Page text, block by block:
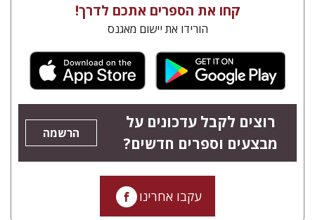
קחו את הספרים אתכם לדרך!
הורידו את יישום מאגנס
רוצים לקבל עדכונים על
מבצעים וספרים חדשים?
הרשמה
עקבו אחרינו